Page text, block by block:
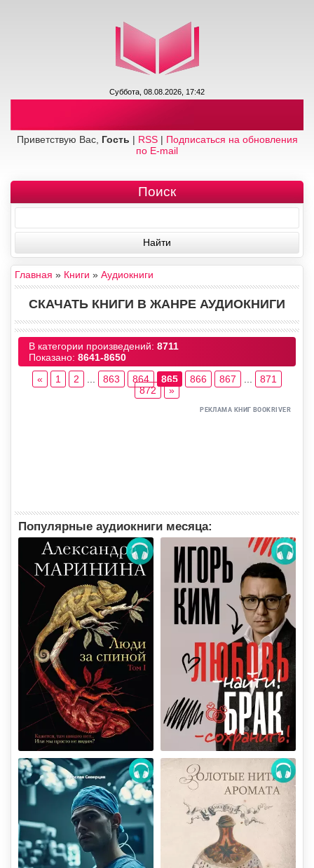
Суббота, 08.08.2026, 17:42
Приветствую Вас, Гость | RSS| Подписаться на обновления
по E-mail
Поиск
Главная » Книги » Аудиокниги
СКАЧАТЬ КНИГИ В ЖАНРЕ АУДИОКНИГИ
В категории произведений: 8711
Показано: 8641-8650
«
1 2 863 864 865 866 867
871
872
»
Популярные аудиокниги месяца: